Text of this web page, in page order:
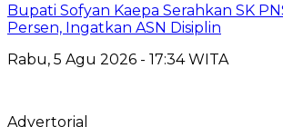
Bupati Sofyan Kaepa Serahkan SK
Persen, Ingatkan ASN Disiplin
Rabu, 5 Agu 2026 - 17:34 WITA
Advertorial